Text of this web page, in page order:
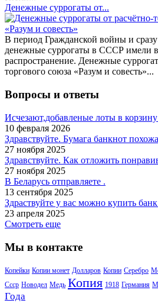
Денежные суррогаты от...
В период Гражданской войны и
денежные суррогаты в СССР имели
распространение. Денежные
торгового союза «Разум и совесть»...
Вопросы и ответы
Исчезают,добавленые лоты в
10 февраля 2026
Здравствуйте. Бумага банкнот
27 ноября 2025
Здравствуйте. Как отложить
27 ноября 2025
В Беларусь отправляете .
13 сентября 2025
Здраствуйте у вас можно купить
23 апреля 2025
Смотреть еще
Мы в контакте
Копейки Копии монет Долларов Копии Серебро
Ссср Новодел Медь Копия 1918 Германия
Года